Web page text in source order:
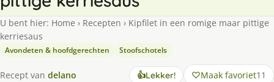
U bent hier: Home › Recepten › Kipfilet in een romige maar pittige
kerriesaus
Avondeten & hoofdgerechten Stoofschotels
Recept van delano 👍Lekker! Maak favoriet11